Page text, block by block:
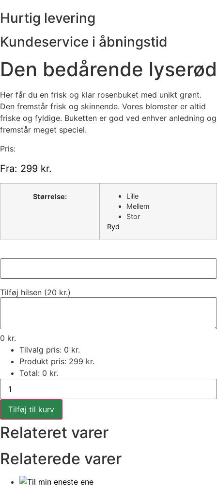
Hurtig levering
Kundeservice i åbningstid
Den bedårende lyserød
Her får du en frisk og klar rosenbuket med unikt grønt.
Den fremstår frisk og skinnende. Vores blomster er altid
friske og fyldige. Buketten er god ved enhver anledning og
fremstår meget speciel.
Pris:
Fra: 299 kr.
Størrelse:
Lille
Mellem
Stor
Ryd
Tilføj hilsen (20 kr.)
0 kr.
Tilvalg pris: 0 kr.
Produkt pris: 299 kr.
Total: 0 kr.
Den
bedårende
lyserød
antalTilføj til kurv
Relateret varer
Relaterede varer